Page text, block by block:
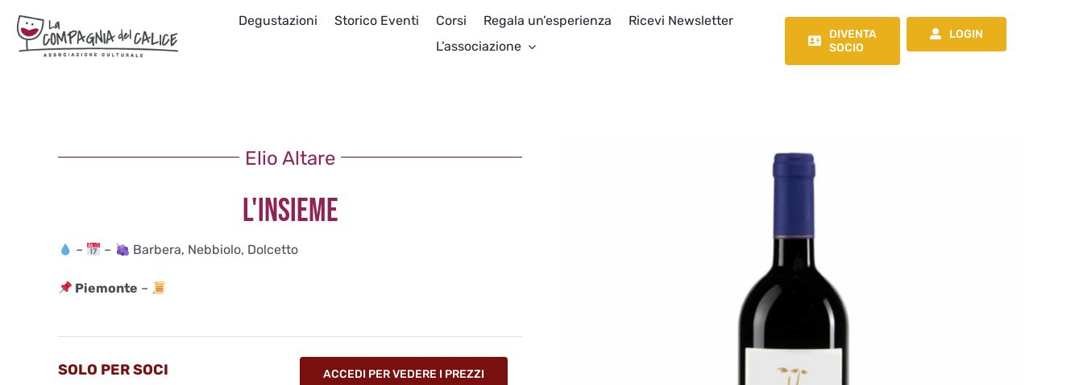
contenuto
Degustazioni Storico Eventi Corsi Regala un’esperienza
Ricevi Newsletter
L’associazione
DIVENTA
SOCIO
LOGIN
Elio Altare
L'INSIEME
– – Barbera, Nebbiolo, Dolcetto
Piemonte –
SOLO PER SOCI ACCEDI PER VEDERE I PREZZI